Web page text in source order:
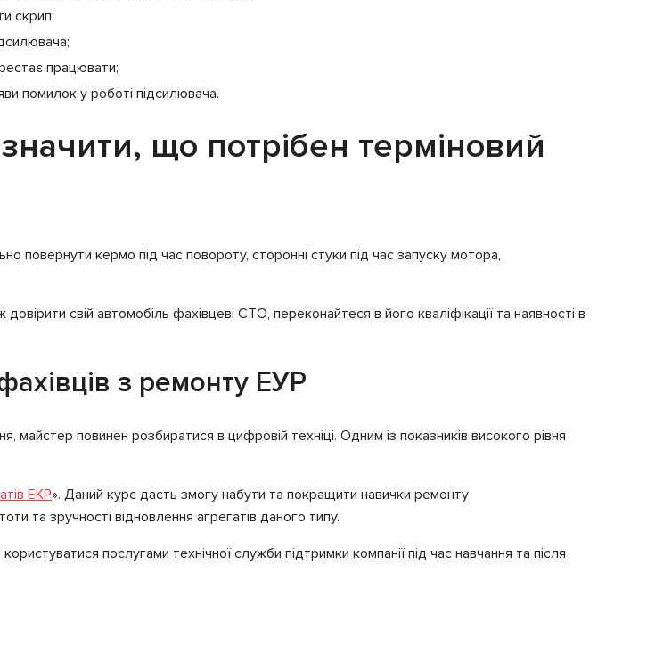
скрип;
працювати;
помилок у роботі підсилювача.
що потрібен терміновий
повернути кермо під час повороту, сторонні стуки під час запуску мотора,
свій автомобіль фахівцеві СТО, переконайтеся в його кваліфікації та наявності в
з ремонту ЕУР
повинен розбиратися в цифровій техніці. Одним із показників високого рівня
ЕКР». Даний курс дасть змогу набути та покращити навички ремонту
та зручності відновлення агрегатів даного типу.
послугами технічної служби підтримки компанії під час навчання та після